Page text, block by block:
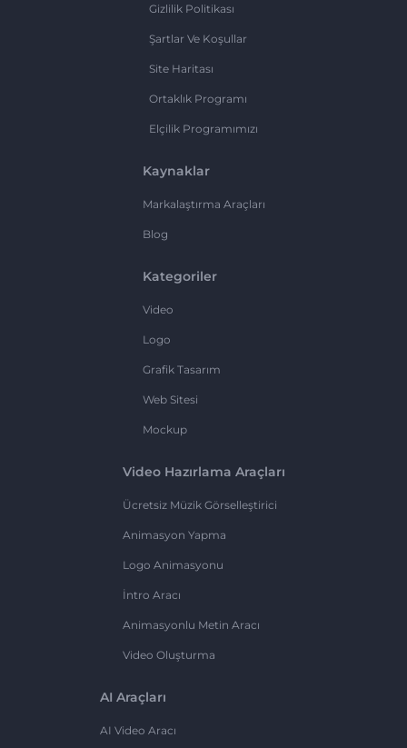
Gizlilik Politikası
Şartlar Ve Koşullar
Site Haritası
Ortaklık Programı
Elçilik Programımızı
Kaynaklar
Markalaştırma Araçları
Blog
Kategoriler
Video
Logo
Grafik Tasarım
Web Sitesi
Mockup
Video Hazırlama Araçları
Ücretsiz Müzik Görselleştirici
Animasyon Yapma
Logo Animasyonu
İntro Aracı
Animasyonlu Metin Aracı
Video Oluşturma
AI Araçları
AI Video Aracı